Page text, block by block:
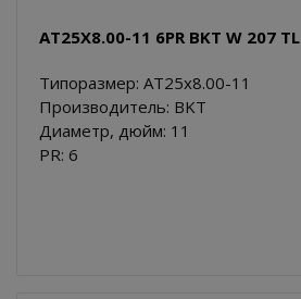
AT25X8.00-11 6PR BKT W 207 TL
Типоразмер: AT25x8.00-11
Производитель: BKT
Диаметр, дюйм: 11
PR: 6